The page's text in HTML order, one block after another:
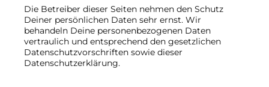
Die Betreiber dieser Seiten nehmen den Schutz
Deiner persönlichen Daten sehr ernst. Wir
behandeln Deine personenbezogenen Daten
vertraulich und entsprechend den gesetzlichen
Datenschutzvorschriften sowie dieser
Datenschutzerklärung.